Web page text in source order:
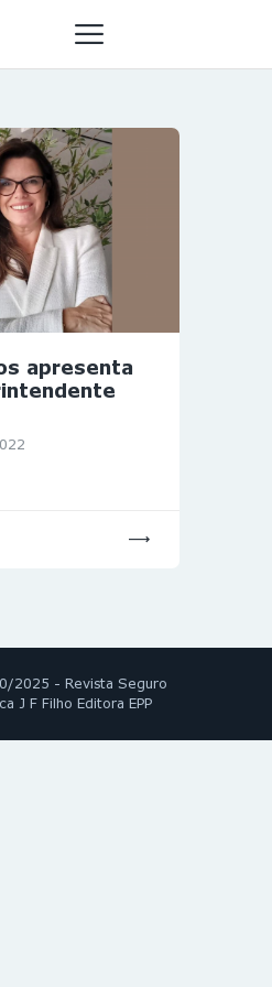
DE
apresenta
2025 - Revista Seguro
J F Filho Editora EPP